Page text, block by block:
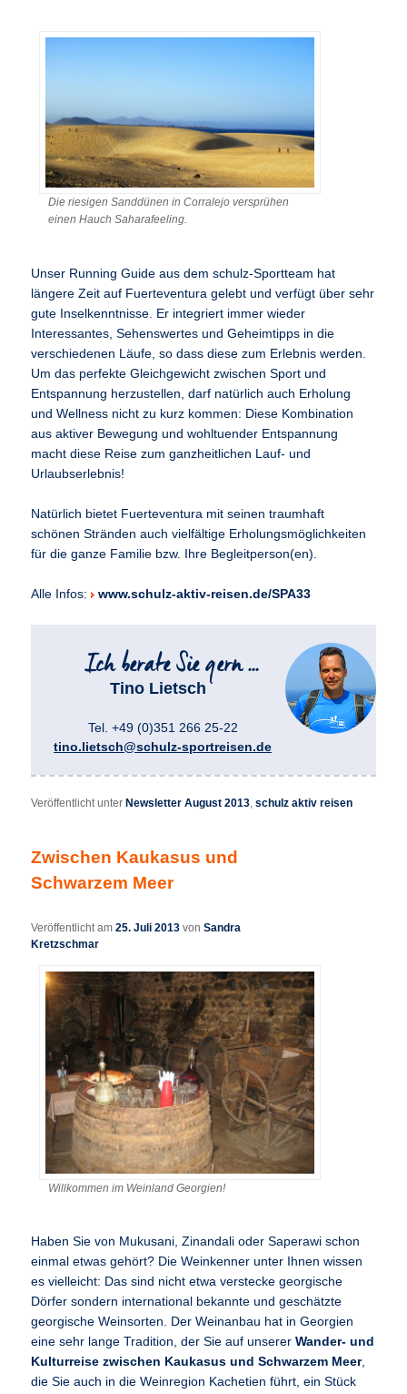
Die riesigen Sanddünen in Corralejo versprühen
einen Hauch Saharafeeling.
Unser Running Guide aus dem schulz-Sportteam hat
längere Zeit auf Fuerteventura gelebt und verfügt über sehr
gute Inselkenntnisse. Er integriert immer wieder
Interessantes, Sehenswertes und Geheimtipps in die
verschiedenen Läufe, so dass diese zum Erlebnis werden.
Um das perfekte Gleichgewicht zwischen Sport und
Entspannung herzustellen, darf natürlich auch Erholung
und Wellness nicht zu kurz kommen: Diese Kombination
aus aktiver Bewegung und wohltuender Entspannung
macht diese Reise zum ganzheitlichen Lauf- und
Urlaubserlebnis!
Natürlich bietet Fuerteventura mit seinen traumhaft
schönen Stränden auch vielfältige Erholungsmöglichkeiten
für die ganze Familie bzw. Ihre Begleitperson(en).
Alle Infos: www.schulz-aktiv-reisen.de/SPA33
Tino Lietsch
Tel. +49 (0)351 266 25-22
tino.lietsch@schulz-sportreisen.de
Veröffentlicht unter Newsletter August 2013,schulz aktiv reisen
Zwischen Kaukasus und
Schwarzem Meer
Veröffentlicht am25. Juli 2013 vonSandra
Kretzschmar
Willkommen im Weinland Georgien!
Haben Sie von Mukusani, Zinandali oder Saperawi schon
einmal etwas gehört? Die Weinkenner unter Ihnen wissen
es vielleicht: Das sind nicht etwa verstecke georgische
Dörfer sondern international bekannte und geschätzte
georgische Weinsorten. Der Weinanbau hat in Georgien
eine sehr lange Tradition, der Sie auf unsererWander- und
Kulturreise zwischen Kaukasus und Schwarzem Meer,
die Sie auch in die Weinregion Kachetien führt, ein Stück